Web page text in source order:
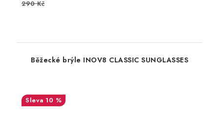
290 Kč
Běžecké brýle INOV8 CLASSIC SUNGLASSES
10 %